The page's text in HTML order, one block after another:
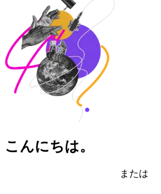
こんにちは。
または